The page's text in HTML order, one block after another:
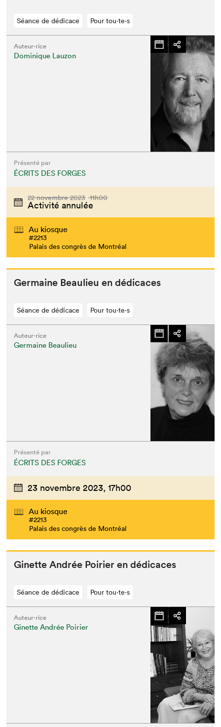
Séance de dédicace Pour tou⋅te⋅s
Auteur·rice
Dominique Lauzon
Présenté par
ÉCRITS DES FORGES
22 novembre 2023 11h00
Activité annulée
Au kiosque
#2213
Palais des congrès de Montréal
Ger­maine Beaulieu en dédicaces
Séance de dédicace Pour tou⋅te⋅s
Auteur·rice
Germaine Beaulieu
Présenté par
ÉCRITS DES FORGES
23 novembre 2023, 17h00
Au kiosque
#2213
Palais des congrès de Montréal
Ginette Andrée Poiri­er en dédicaces
Séance de dédicace Pour tou⋅te⋅s
Auteur·rice
Ginette Andrée Poirier